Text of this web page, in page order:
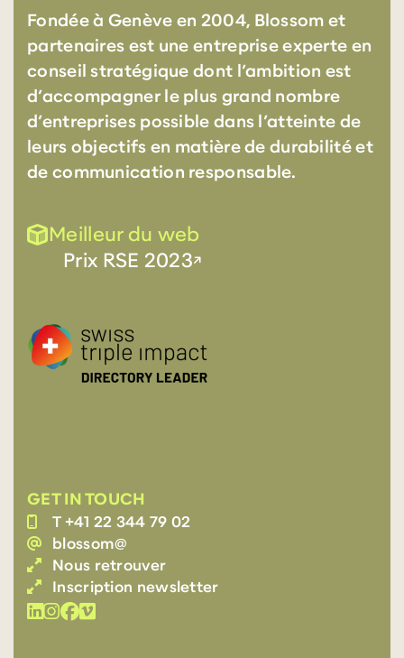
Fondée à Genève en 2004, Blossom et
partenaires est une entreprise experte en
conseil stratégique dont l’ambition est
d’accompagner le plus grand nombre
d’entreprises possible dans l’atteinte de
leurs objectifs en matière de durabilité et
de communication responsable.
Meilleur du web
Prix RSE 2023
GET IN TOUCH
T +41 22 344 79 02
blossom@
Nous retrouver
Inscription newsletter